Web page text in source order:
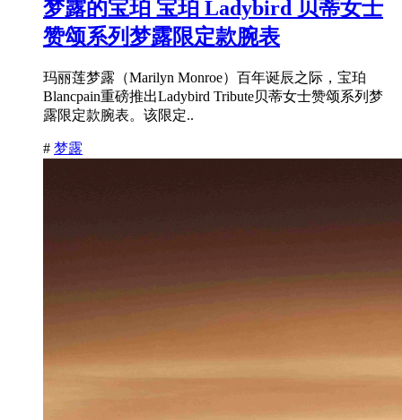
梦露的宝珀 宝珀 Ladybird 贝蒂女士
赞颂系列梦露限定款腕表
玛丽莲梦露（Marilyn Monroe）百年诞辰之际，宝珀
Blancpain重磅推出Ladybird Tribute贝蒂女士赞颂系列梦
露限定款腕表。该限定..
# 梦露